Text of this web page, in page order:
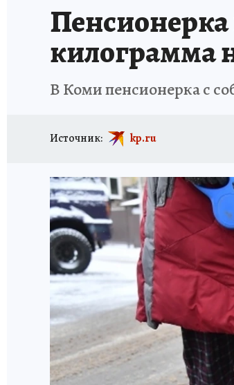
килограмма
В Коми пенсионерка с
Источник: kp.ru